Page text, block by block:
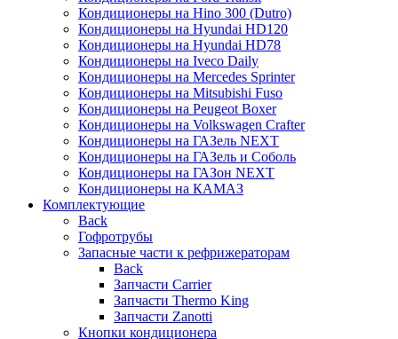
Кондиционеры на Hino 300 (Dutro)
Кондиционеры на Hyundai HD120
Кондиционеры на Hyundai HD78
Кондиционеры на Iveco Daily
Кондиционеры на Mercedes Sprinter
Кондиционеры на Mitsubishi Fuso
Кондиционеры на Peugeot Boxer
Кондиционеры на Volkswagen Crafter
Кондиционеры на ГАЗель NEXT
Кондиционеры на ГАЗель и Соболь
Кондиционеры на ГАЗон NEXT
Кондиционеры на КАМАЗ
Комплектующие
Back
Гофротрубы
Запасные части к рефрижераторам
Back
Запчасти Carrier
Запчасти Thermo King
Запчасти Zanotti
Кнопки кондиционера